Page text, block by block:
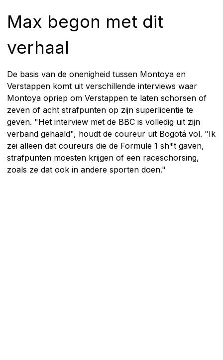
Max begon met dit
verhaal
De basis van de onenigheid tussen Montoya en
Verstappen komt uit verschillende interviews waar
Montoya opriep om Verstappen te laten schorsen of
zeven of acht strafpunten op zijn superlicentie te
geven. "Het interview met de BBC is volledig uit zijn
verband gehaald", houdt de coureur uit Bogotá vol. "Ik
zei alleen dat coureurs die de Formule 1 sh*t gaven,
strafpunten moesten krijgen of een raceschorsing,
zoals ze dat ook in andere sporten doen."